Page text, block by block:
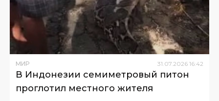
МИР 31 07 2026 16:42
В Индонезии семиметровый питон
проглотил местного жителя